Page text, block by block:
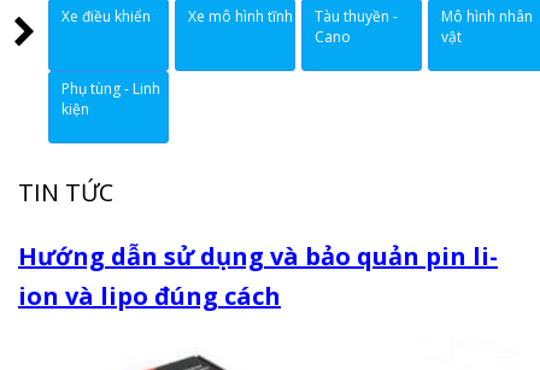
Xe điều khiển Xe mô hình tĩnh
Tàu thuyền -
Cano
Mô hình nhân
vật
Phụ tùng - Linh
kiện
TIN TỨC
Hướng dẫn sử dụng và bảo quản pin li-
ion và lipo đúng cách